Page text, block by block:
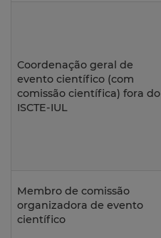
Coordenação geral de
evento científico (com
comissão científica) fora do
ISCTE-IUL
Membro de comissão
organizadora de evento
científico